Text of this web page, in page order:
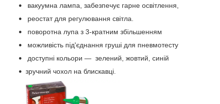
вакуумна лампа, забезпечує гарне освітлення,
реостат для регулювання світла.
поворотна лупа з 3-кратним збільшенням
можливість під'єднання груші для пневмотесту
доступні кольори — зелений, жовтий, синій
зручний чохол на блискавці.